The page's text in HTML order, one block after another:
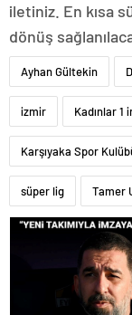
iletiniz. En kısa
dönüş
Ayhan Gültekin
izmir Kadınlar 1
Karşıyaka Spor
süper lig Tamer